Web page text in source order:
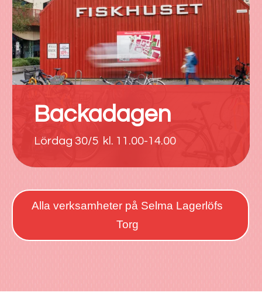
Backadagen
Lördag 30/5 kl. 11.00-14.00
Alla verksamheter på Selma Lagerlöfs
Torg